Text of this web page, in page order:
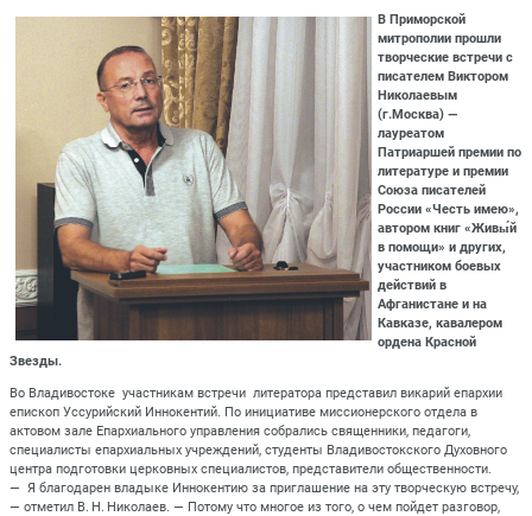
В Приморской
митрополии прошли
творческие встречи с
писателем Виктором
Николаевым
(г.Москва) —
лауреатом
Патриаршей премии по
литературе и премии
Союза писателей
России «Честь имею»,
автором книг «Живы́й
в помощи» и других,
участником боевых
действий в
Афганистане и на
Кавказе, кавалером
ордена Красной
Звезды.
Во Владивостоке участникам встречи литератора представил викарий епархии
епископ Уссурийский Иннокентий. По инициативе миссионерского отдела в
актовом зале Епархиального управления собрались священники, педагоги,
специалисты епархиальных учреждений, студенты Владивостокского Духовного
центра подготовки церковных специалистов, представители общественности.
— Я благодарен владыке Иннокентию за приглашение на эту творческую встречу,
— отметил В. Н. Николаев. — Потому что многое из того, о чем пойдет разговор,